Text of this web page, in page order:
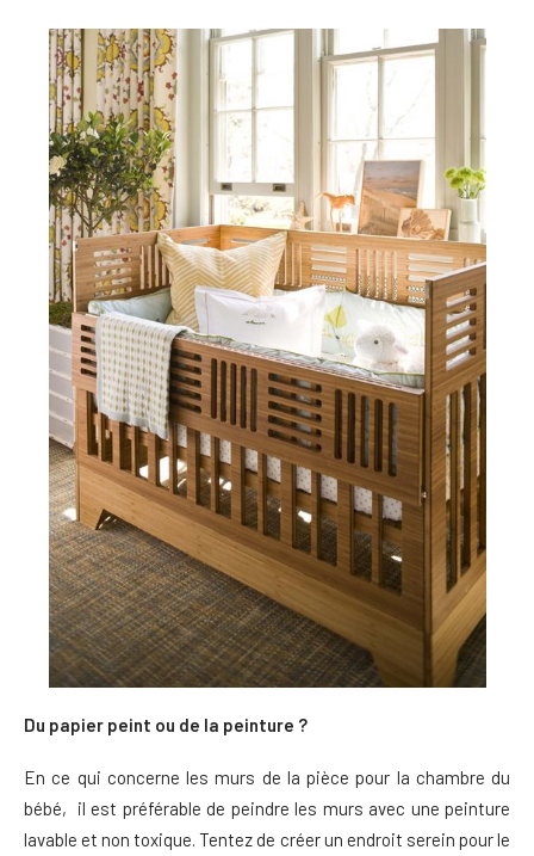
Du papier peint ou de la peinture ?
En ce qui concerne les murs de la pièce pour la chambre du
bébé, il est préférable de peindre les murs avec une peinture
lavable et non toxique. Tentez de créer un endroit serein pour le